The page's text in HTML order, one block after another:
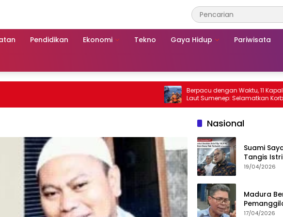
Pendidikan Ekonomi Tekno Gaya Hidup Pariwisata
Berpacu dengan Waktu, 11 Kapal Sisir
Laut Sumenep: Selamatkan Korban
Mutiara Sentosa 2
Nasional
Suami
Tangis
Nadiem
19/04/2026
Madura
17/04/2026